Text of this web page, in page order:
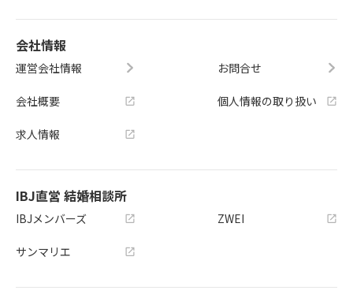
会社情報
運営会社情報
会社概要
求人情報
お問合せ
個人情報の取り扱い
IBJ直営 結婚相談所
IBJメンバーズ
サンマリエ
ZWEI